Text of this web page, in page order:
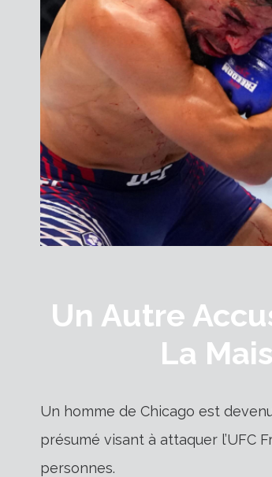
Un Autre
La
Un homme de Chicago est
présumé visant à attaquer l’UFC
personnes.